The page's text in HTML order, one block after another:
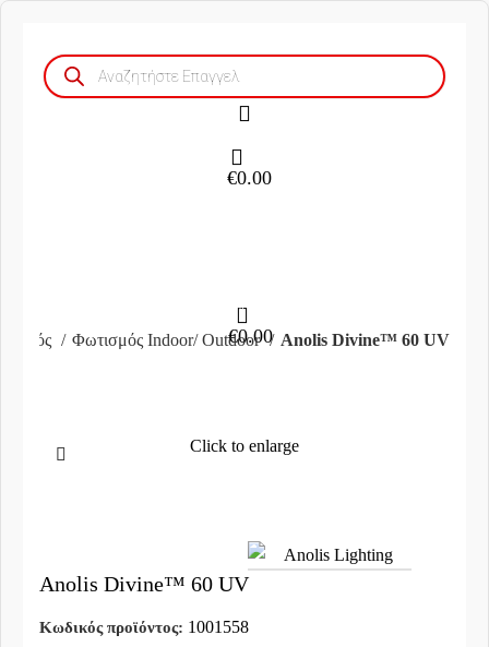
Products
search
€0.00
0
€0.00
Φωτισμός Indoor/ Outdoor Anolis Divine™ 60 UV
Click to enlarge
Anolis Divine™ 60 UV
Κωδικός προϊόντος: 1001558